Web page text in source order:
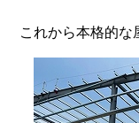
これから本格的な